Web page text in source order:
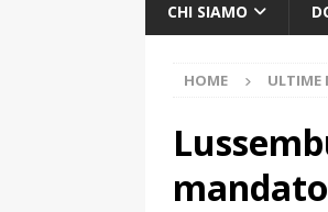
CHI SIAMO
HOME ULTIME